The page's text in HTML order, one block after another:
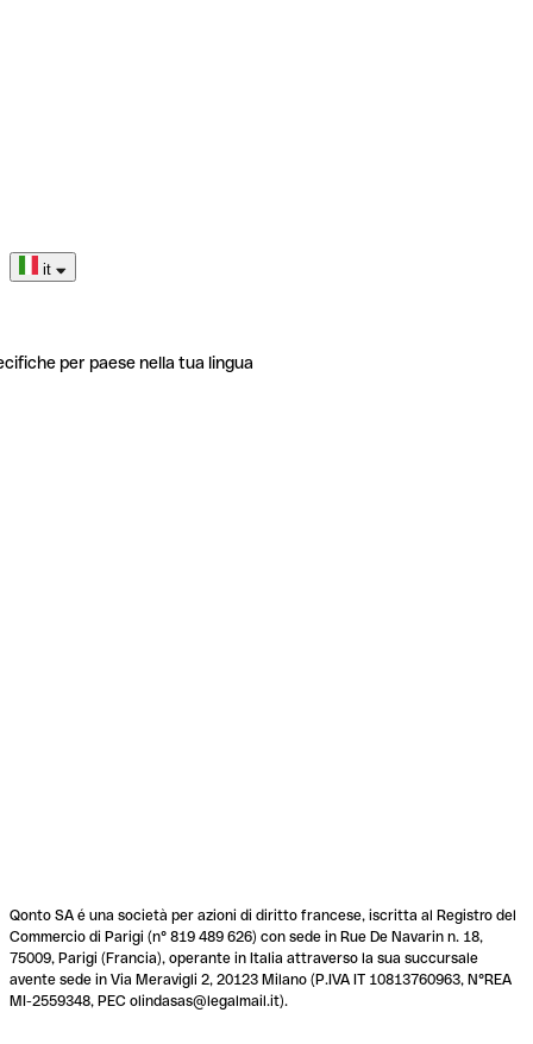
it
per paese nella tua lingua
Qonto SA é una società per azioni di diritto francese, iscritta al Registro del
Commercio di Parigi (n° 819 489 626) con sede in Rue De Navarin n. 18,
75009, Parigi (Francia), operante in Italia attraverso la sua succursale
avente sede in Via Meravigli 2, 20123 Milano (P.IVA IT 10813760963, N°REA
MI-2559348, PEC olindasas@legalmail.it).